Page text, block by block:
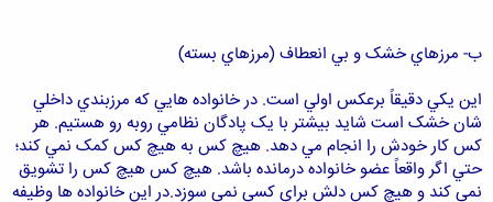
ب- مرزهاي خشک و بي انعطاف (مرزهاي بسته)
اين يکي دقيقاً برعکس اولي است. در خانواده هايي که مرزبندي داخلي
شان خشک است شايد بيشتر با يک پادگان نظامي روبه رو هستيم. هر
کس کار خودش را انجام مي دهد. هيچ کس به هيچ کس کمک نمي کند؛
حتي اگر واقعاً عضو خانواده درمانده باشد. هيچ کس هيچ کس را تشويق
نمي کند و هيچ کس دلش براي کسي نمي سوزد.در اين خانواده ها وظيفه